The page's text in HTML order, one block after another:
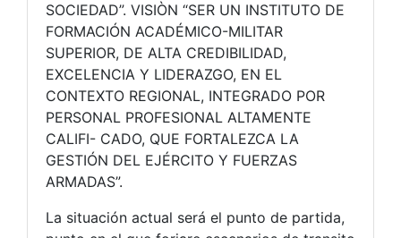
SOCIEDAD”. VISIÒN “SER UN INSTITUTO DE
FORMACIÓN ACADÉMICO-MILITAR
SUPERIOR, DE ALTA CREDIBILIDAD,
EXCELENCIA Y LIDERAZGO, EN EL
CONTEXTO REGIONAL, INTEGRADO POR
PERSONAL PROFESIONAL ALTAMENTE
CALIFI- CADO, QUE FORTALEZCA LA
GESTIÓN DEL EJÉRCITO Y FUERZAS
ARMADAS”.
La situación actual será el punto de partida,